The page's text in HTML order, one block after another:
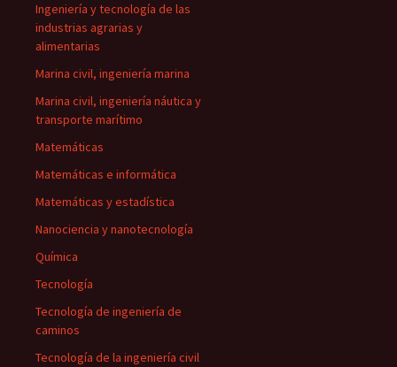
Ingeniería y tecnología de las
industrias agrarias y
alimentarias
Marina civil, ingeniería marina
Marina civil, ingeniería náutica y
transporte marítimo
Matemáticas
Matemáticas e informática
Matemáticas y estadística
Nanociencia y nanotecnología
Química
Tecnología
Tecnología de ingeniería de
caminos
Tecnología de la ingeniería civil